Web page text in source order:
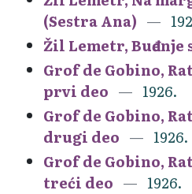
(Sestra Ana)
Žil Lemetr, Buđenje
Grof de Gobino,
prvi deo
1926.
Grof de Gobino,
drugi deo
1926.
Grof de Gobino,
treći deo
1926.